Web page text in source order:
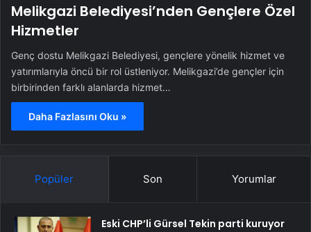
Melikgazi Belediyesi’nden Gençlere Özel
Hizmetler
Genç dostu Melikgazi Belediyesi, gençlere yönelik hizmet ve
yatırımlarıyla öncü bir rol üstleniyor. Melikgazi’de gençler için
birbirinden farklı alanlarda hizmet…
Daha Fazlasını Oku »
Popüler Son Yorumlar
Eski CHP’li Gürsel Tekin parti kuruyor